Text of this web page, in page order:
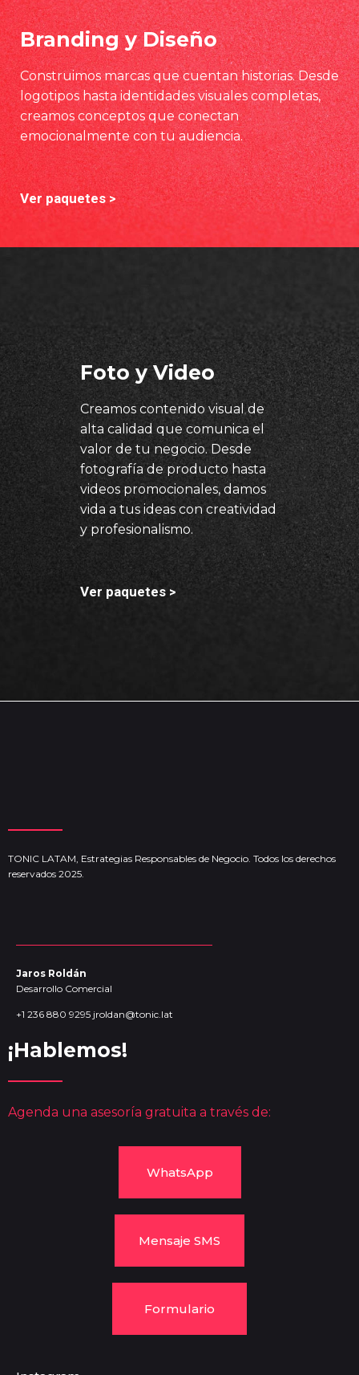
Branding y Diseño
Construimos marcas que cuentan historias. Desde
logotipos hasta identidades visuales completas,
creamos conceptos que conectan
emocionalmente con tu audiencia.
Ver paquetes >
Foto y Video
Creamos contenido visual de
alta calidad que comunica el
valor de tu negocio. Desde
fotografía de producto hasta
videos promocionales, damos
vida a tus ideas con creatividad
y profesionalismo.
Ver paquetes >
TONIC LATAM, Estrategias Responsables de Negocio. Todos los derechos
reservados 2025.
Jaros Roldán
Desarrollo Comercial
+1 236 880 9295 jroldan@tonic.lat
¡Hablemos!
Agenda una asesoría gratuita a través de:
WhatsApp
Mensaje SMS
Formulario